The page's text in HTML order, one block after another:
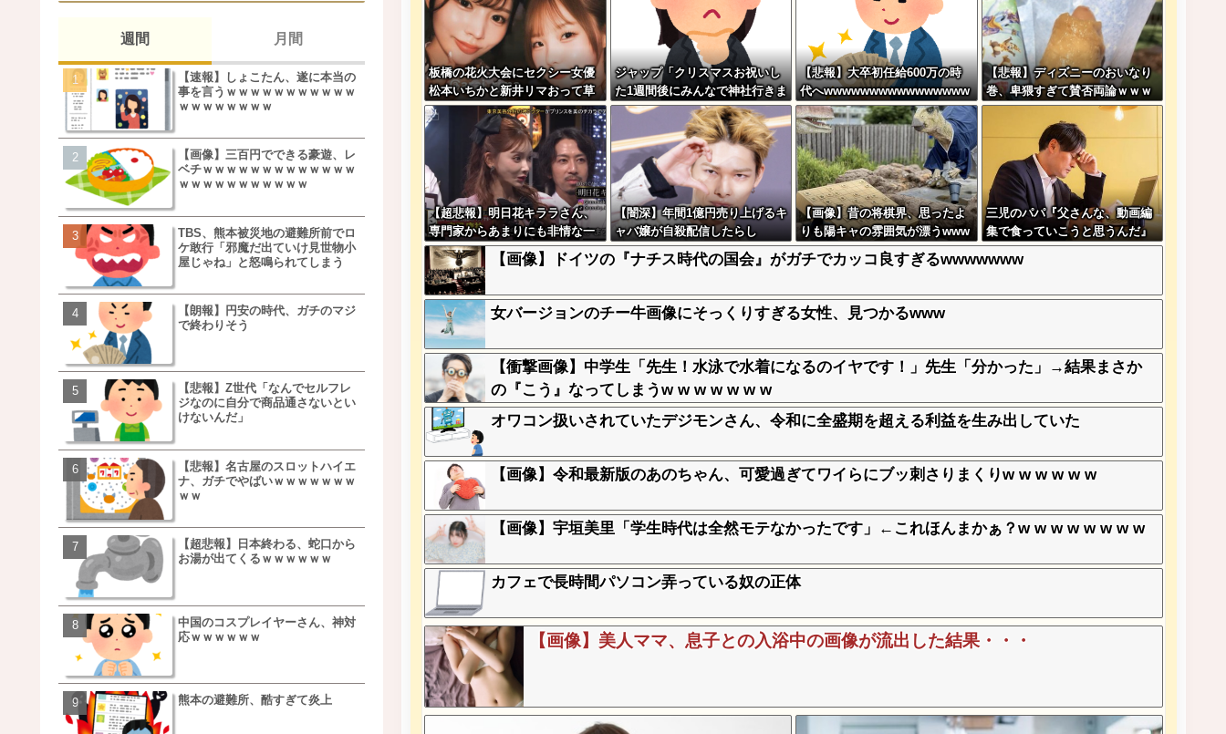
板橋の花火大会にセクシー女優
松本いちかと新井リマおって草
ジャップ「クリスマスお祝いし
た1週間後にみんなで神社行きま
す」←これ
【悲報】大卒初任給600万の時
代へwwwwwwwwwwwwwwww
www
【悲報】ディズニーのおいなり
巻、卑猥すぎて賛否両論ｗｗｗ
ｗｗｗｗｗ
【超悲報】明日花キララさん、
専門家からあまりにも非情な一
言を告げられる
【闇深】年間1億円売り上げるキ
ャバ嬢が自殺配信したらし
い・・・
【画像】昔の将棋界、思ったよ
りも陽キャの雰囲気が漂うwww
wwww
三児のパパ『父さんな、動画編
集で食っていこうと思うんだ』
→結果
【画像】ドイツの『ナチス時代の国会』がガチでカッコ良すぎるwwwwwww
女バージョンのチー牛画像にそっくりすぎる女性、見つかるwww
【衝撃画像】中学生「先生！水泳で水着になるのイヤです！」先生「分かった」→結果まさか
の『こう』なってしまうw w w w w w w
オワコン扱いされていたデジモンさん、令和に全盛期を超える利益を生み出していた
【画像】令和最新版のあのちゃん、可愛過ぎてワイらにブッ刺さりまくりw w w w w w
【画像】宇垣美里「学生時代は全然モテなかったです」←これほんまかぁ？w w w w w w w w
カフェで長時間パソコン弄っている奴の正体
【画像】美人ママ、息子との入浴中の画像が流出した結果・・・
週間
【速報】しょこたん、遂に本当の
事を言うｗｗｗｗｗｗｗｗｗｗｗ
ｗｗｗｗｗｗｗｗ
【画像】三百円でできる豪遊、レ
ベチｗｗｗｗｗｗｗｗｗｗｗｗｗ
ｗｗｗｗｗｗｗｗｗｗｗ
TBS、熊本被災地の避難所前でロ
ケ敢行「邪魔だ出ていけ見世物小
屋じゃね」と怒鳴られてしまう
【朗報】円安の時代、ガチのマジ
で終わりそう
【悲報】Z世代「なんでセルフレ
ジなのに自分で商品通さないとい
けないんだ」
【悲報】名古屋のスロットハイエ
ナ、ガチでやばいｗｗｗｗｗｗｗ
ｗｗ
【超悲報】日本終わる、蛇口から
お湯が出てくるｗｗｗｗｗｗ
中国のコスプレイヤーさん、神対
応ｗｗｗｗｗｗ
熊本の避難所、酷すぎて炎上
月間
松本若菜(42歳)とかいう突然現れ
た美人おばさん女優ｗｗｗｗｗｗ
ｗ
鬼越トマホーク良ちゃん、吉本を
事実上のクビにｗｗｗ
【画像】キモいオジサンが着てる
服一覧がこちらｗｗｗｗｗｗｗｗ
ｗ
【速報】しょこたん、遂に本当の
事を言うｗｗｗｗｗｗｗｗｗｗｗ
【朗報】NOギルティ炭酸、登場
ｗｗｗｗｗｗｗｗｗｗｗｗ
【画像】例の梨を5000個失った農
家さん、少し流れが変わってくる
【悲報】日本、ついに駅そばの値
段が限界突破ｗｗｗｗｗｗｗｗｗ
【悲報】すき家、炎上ｗｗｗｗｗ
ｗｗｗｗｗｗｗｗｗｗｗｗｗｗｗ
【画像】三百円でできる豪遊、レ
ベチｗｗｗｗｗｗｗｗｗｗｗｗｗ